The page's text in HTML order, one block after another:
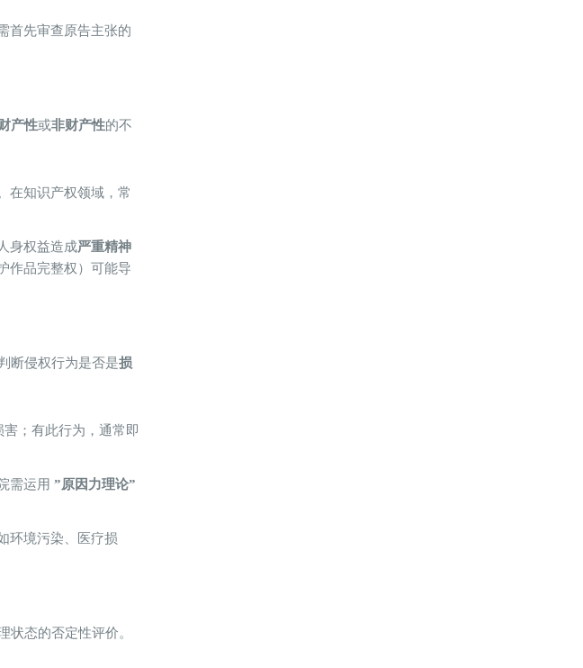
首先审查原告主张的
产性​​或​​非财产性​​的不
在知识产权领域，常
身权益造成​​严重精神
作品完整权）可能导
断侵权行为是否是​​损
害；有此行为，通常即
需运用 ​”原因力理论”​
环境污染、医疗损
态的否定性评价。